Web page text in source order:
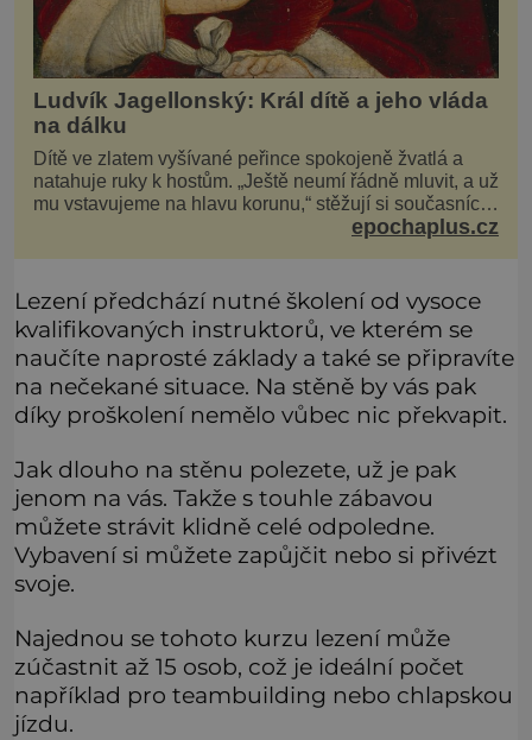
Ludvík Jagellonský: Král dítě a jeho vláda
na dálku
Dítě ve zlatem vyšívané peřince spokojeně žvatlá a
natahuje ruky k hostům. „Ještě neumí řádně mluvit, a už
mu vstavujeme na hlavu korunu,“ stěžují si současníci,
pro které je k neuvěření, že droboučký princ se dnes
epochaplus.cz
Lezení předchází nutné školení od vysoce
kvalifikovaných instruktorů, ve kterém se
naučíte naprosté základy a také se připravíte
na nečekané situace. Na stěně by vás pak
díky proškolení nemělo vůbec nic překvapit.
Jak dlouho na stěnu polezete, už je pak
jenom na vás. Takže s touhle zábavou
můžete strávit klidně celé odpoledne.
Vybavení si můžete zapůjčit nebo si přivézt
svoje.
Najednou se tohoto kurzu lezení může
zúčastnit až 15 osob, což je ideální počet
například pro teambuilding nebo chlapskou
jízdu.